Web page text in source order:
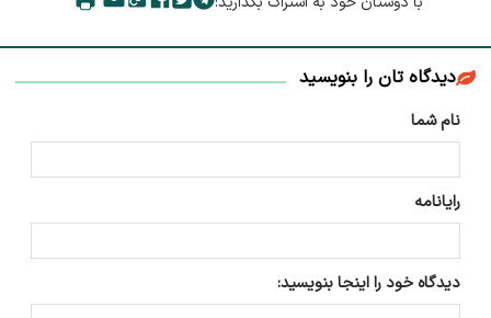
دیدگاه تان را بنویسید
نام شما
رایانامه
دیدگاه خود را اینجا بنویسید: